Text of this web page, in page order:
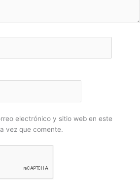
electrónico y sitio web en este
vez que comente.